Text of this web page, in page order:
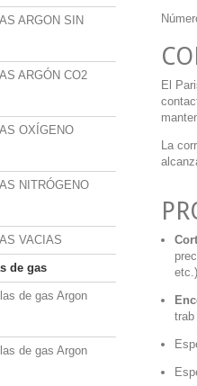
ARGON SIN
ARGÓN CO2
OXÍGENO
NITRÓGENO
VACIAS
de gas
de gas Argon
de gas Argon
El
La
trab